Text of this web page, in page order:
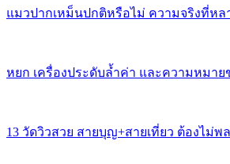
แมวปากเหม็นปกติหรือไม่ ความจริงที่ห
หยก เครื่องประดับล้ำค่า และความหมา
13 วัดวิวสวย สายบุญ+สายเที่ยว ต้องไม่พ